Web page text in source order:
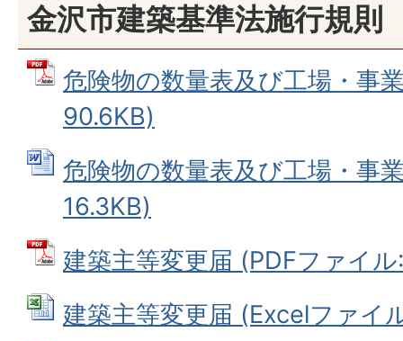
金沢市建築基準法施行規則
危険物の数量表及び工場・事
90.6KB)
危険物の数量表及び工場・事
16.3KB)
建築主等変更届 (PDFファイ
建築主等変更届 (Excelファイ